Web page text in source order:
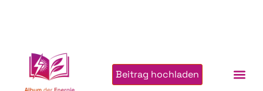
Beitrag hochladen